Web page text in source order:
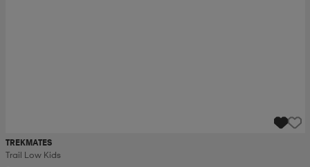
TREKMATES
Trail Low Kids